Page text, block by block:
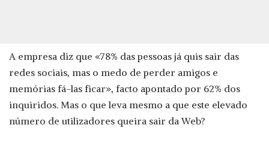
A empresa diz que «78% das pessoas já quis sair das
redes sociais, mas o medo de perder amigos e
memórias fá-las ficar», facto apontado por 62% dos
inquiridos. Mas o que leva mesmo a que este elevado
número de utilizadores queira sair da Web?